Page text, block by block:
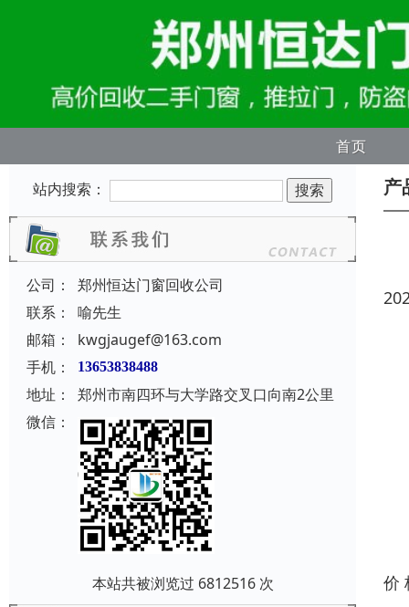
首页
站内搜索：
公司：
郑州恒达门窗回收公司
联系：
喻先生
邮箱：
kwgjaugef@163.com
手机：
13653838488
地址：
郑州市南四环与大学路交叉口向南2公里
微信：
本站共被浏览过 6812516 次
产
价